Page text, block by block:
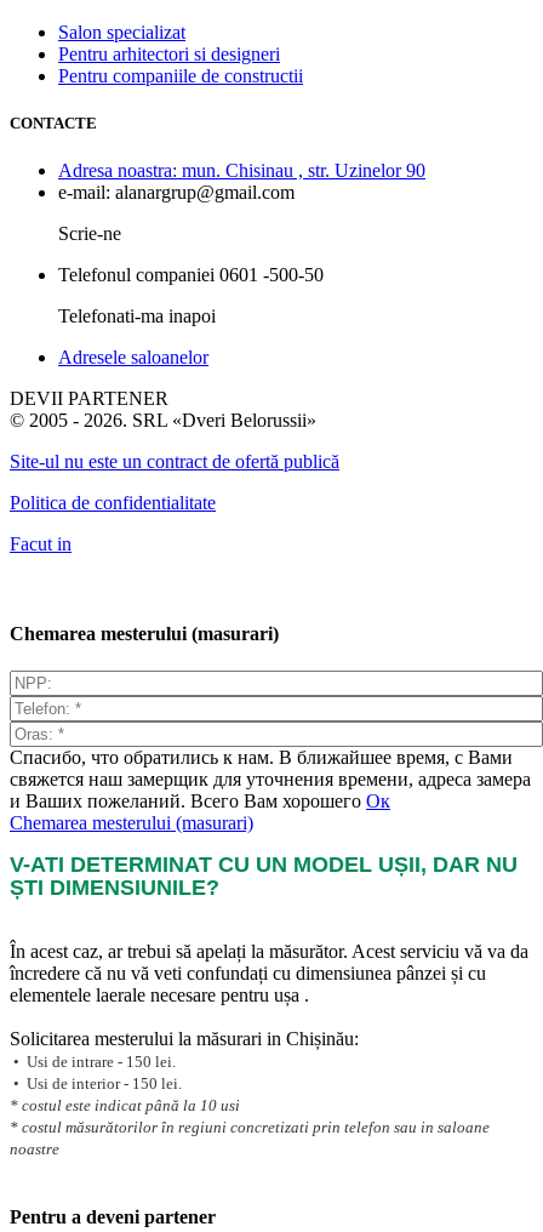
Salon specializat
Pentru arhitectori si designeri
Pentru companiile de constructii
CONTACTE
Adresa noastra: mun. Chisinau , str. Uzinelor 90
e-mail: alanargrup@gmail.com
Scrie-ne
Telefonul companiei 0601 -500-50
Telefonati-ma inapoi
Adresele saloanelor
DEVII PARTENER
© 2005 - 2026. SRL «Dveri Belorussii»
Site-ul nu este un contract de ofertă publică
Politica de confidentialitate
Facut in
Chemarea mesterului (masurari)
Спасибо, что обратились к нам. В ближайшее время, с Вами
свяжется наш замерщик для уточнения времени, адреса замера
и Ваших пожеланий. Всего Вам хорошего Ок
Chemarea mesterului (masurari)
V-ATI DETERMINAT CU UN MODEL UȘII, DAR NU
ȘTI DIMENSIUNILE?
În acest caz, ar trebui să apelați la măsurător. Acest serviciu vă va da
încredere că nu vă veti confundați cu dimensiunea pânzei și cu
elementele laerale necesare pentru ușa .
Solicitarea mesterului la măsurari in Chișinău:
• Usi de intrare - 150 lei.
• Usi de interior - 150 lei.
* costul este indicat până la 10 usi
* costul măsurătorilor în regiuni concretizati prin telefon sau in saloane
noastre
Pentru a deveni partener